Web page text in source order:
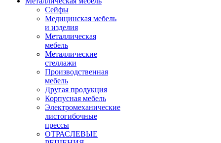
Сейфы
Медицинская мебель
и изделия
Металлическая
мебель
Металлические
стеллажи
Производственная
мебель
Другая продукция
Корпусная мебель
Электромеханические
листогибочные
прессы
ОТРАСЛЕВЫЕ